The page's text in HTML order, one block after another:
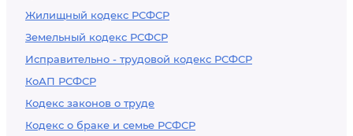
Жилищный кодекс РСФСР
Земельный кодекс РСФСР
Исправительно - трудовой кодекс РСФСР
КоАП РСФСР
Кодекс законов о труде
Кодекс о браке и семье РСФСР